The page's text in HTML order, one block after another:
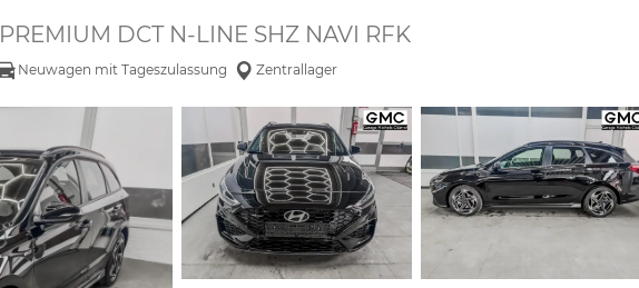
PREMIUM DCT N-LINE SHZ NAVI RFK
Neuwagen mit Tageszulassung Zentrallager